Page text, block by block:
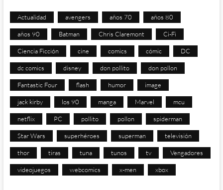
Actualidad avengers años 70 años 80
años 90 Batman Chris Claremont Ci-Fi
Ciencia Ficción cine comics cómic DC
dc comics disney don pollito don pollon
Fantastic Four flash humor image
jack kirby los 90 manga Marvel mcu
netflix PC pollito pollon spiderman
Star Wars superhéroes superman televisión
thor tiras tuna tunos tv Vengadores
videojuegos webcomics x-men xbox